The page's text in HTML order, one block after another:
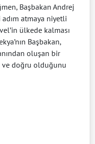
Başbakan Andrej
atmaya niyetli
ülkede kalması
Başbakan,
oluşan bir
doğru olduğunu